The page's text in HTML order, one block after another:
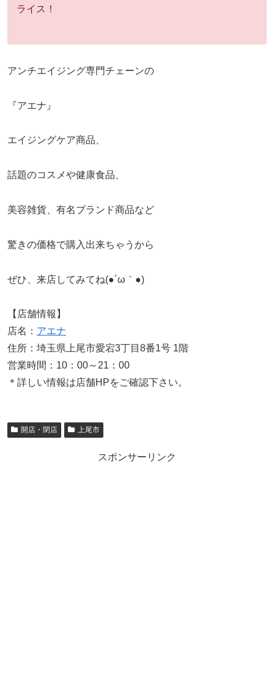
ライス！
アンチエイジング専門チェーンの
『アエナ』
エイジングケア商品、
話題のコスメや健康食品、
美容雑貨、有名ブランド商品など
驚きの価格で購入出来ちゃうから
ぜひ、来店してみてね(●´ω｀●)
【店舗情報】
店名： アエナ
住所：埼玉県上尾市愛宕3丁目8番1号 1階
営業時間：10：00～21：00
＊詳しい情報は店舗HPをご確認下さい。
開店・閉店 上尾市
スポンサーリンク